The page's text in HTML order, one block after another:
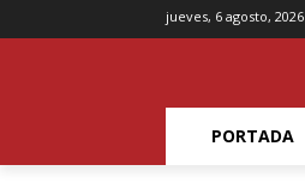
jueves, 6 agosto, 2026
PORTADA